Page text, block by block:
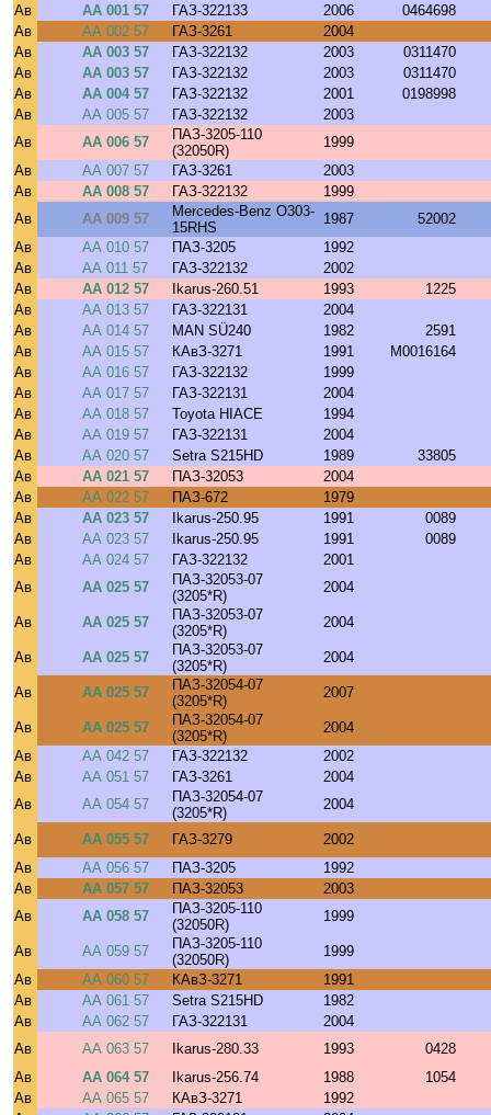
Ав
АА 001 57 ГАЗ-322133 2006
0464698
Ав
АА 002 57 ГАЗ-3261
2004
Ав
АА 003 57 ГАЗ-322132 2003
0311470
Ав
АА 003 57 ГАЗ-322132 2003
0311470
Ав
АА 004 57 ГАЗ-322132 2001
0198998
Ав
АА 005 57 ГАЗ-322132
2003
Ав
АА 006 57
ПАЗ-3205-110
(32050R)
1999
Ав
АА 007 57 ГАЗ-3261
2003
Ав
АА 008 57 ГАЗ-322132
1999
Ав
АА 009 57
Mercedes-Benz O303-
15RHS
1987
52002
Ав
АА 010 57 ПАЗ-3205
1992
Ав
АА 011 57 ГАЗ-322132
2002
Ав
АА 012 57 Ikarus-260.51 1993
1225
Ав
АА 013 57 ГАЗ-322131
2004
Ав
АА 014 57 MAN SÜ240 1982
2591
Ав
АА 015 57 КАвЗ-3271 1991
M0016164
Ав
АА 016 57 ГАЗ-322132
1999
Ав
АА 017 57 ГАЗ-322131
2004
Ав
АА 018 57 Toyota HIACE
1994
Ав
АА 019 57 ГАЗ-322131
2004
Ав
АА 020 57 Setra S215HD 1989
33805
Ав
АА 021 57 ПАЗ-32053
2004
Ав
АА 022 57 ПАЗ-672
1979
Ав
АА 023 57 Ikarus-250.95 1991
0089
Ав
АА 023 57 Ikarus-250.95 1991
0089
Ав
АА 024 57 ГАЗ-322132
2001
Ав
АА 025 57
ПАЗ-32053-07
(3205*R)
2004
Ав АА 025 57
ПАЗ-32053-07
(3205*R)
2004
Ав АА 025 57
ПАЗ-32053-07
(3205*R)
2004
Ав АА 025 57
ПАЗ-32054-07
(3205*R)
2007
Ав АА 025 57
ПАЗ-32054-07
(3205*R)
2004
Ав
АА 042 57 ГАЗ-322132
2002
Ав
АА 051 57 ГАЗ-3261
2004
Ав
АА 054 57
ПАЗ-32054-07
(3205*R)
2004
Ав АА 055 57 ГАЗ-3279
2002
Ав
АА 056 57 ПАЗ-3205
1992
Ав
АА 057 57 ПАЗ-32053
2003
Ав
АА 058 57
ПАЗ-3205-110
(32050R)
1999
Ав АА 059 57
ПАЗ-3205-110
(32050R)
1999
Ав
АА 060 57 КАвЗ-3271
1991
Ав
АА 061 57 Setra S215HD
1982
Ав
АА 062 57 ГАЗ-322131
2004
Ав
АА 063 57 Ikarus-280.33 1993
0428
Ав
АА 064 57 Ikarus-256.74 1988
1054
Ав
АА 065 57 КАвЗ-3271
1992